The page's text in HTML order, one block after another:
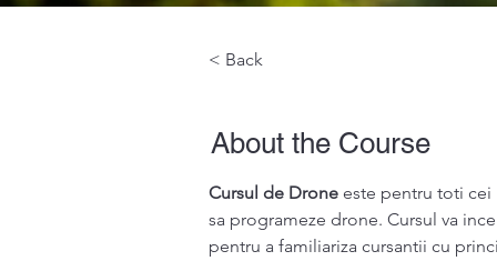
< Back
About the Course
Cursul de Drone este pentru toti cei
sa programeze drone. Cursul va
pentru a familiariza cursantii cu